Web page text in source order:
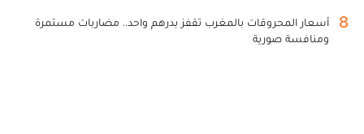
8
أسعار المحروقات بالمغرب تقفز بدرهم واحد.. مضاربات مستمرة
ومنافسة صورية